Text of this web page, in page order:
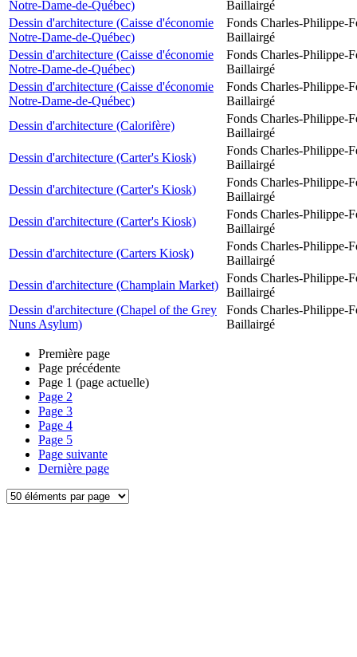
Notre-Dame-de-Québec)
Baillairgé
Dessin d'architecture (Caisse d'économie
Notre-Dame-de-Québec)
Fonds Charles-Philippe-
Baillairgé
Dessin d'architecture (Caisse d'économie
Notre-Dame-de-Québec)
Fonds Charles-Philippe-
Baillairgé
Dessin d'architecture (Caisse d'économie
Notre-Dame-de-Québec)
Fonds Charles-Philippe-
Baillairgé
Dessin d'architecture (Calorifère)
Fonds Charles-Philippe-
Baillairgé
Dessin d'architecture (Carter's Kiosk)
Fonds Charles-Philippe-
Baillairgé
Dessin d'architecture (Carter's Kiosk)
Fonds Charles-Philippe-
Baillairgé
Dessin d'architecture (Carter's Kiosk)
Fonds Charles-Philippe-
Baillairgé
Dessin d'architecture (Carters Kiosk)
Fonds Charles-Philippe-
Baillairgé
Dessin d'architecture (Champlain Market)
Fonds Charles-Philippe-
Baillairgé
Dessin d'architecture (Chapel of the Grey
Nuns Asylum)
Fonds Charles-Philippe-
Baillairgé
Première page
Page précédente
Page 1 (page actuelle)
Page 2
Page 3
Page 4
Page 5
Page suivante
Dernière page